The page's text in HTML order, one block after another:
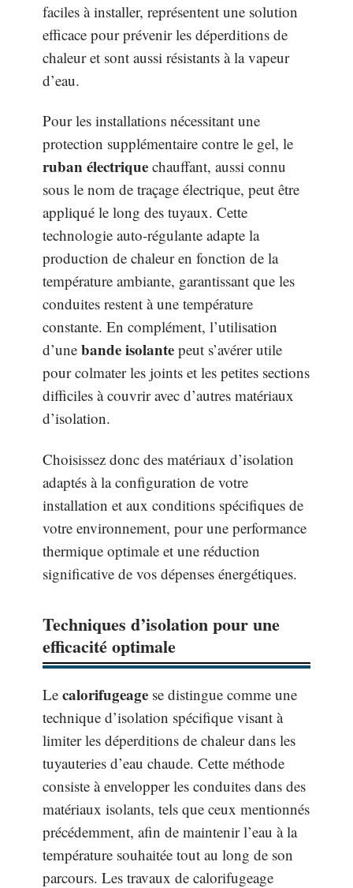
faciles à installer, représentent une solution
efficace pour prévenir les déperditions de
chaleur et sont aussi résistants à la vapeur
d’eau.
Pour les installations nécessitant une
protection supplémentaire contre le gel, le
ruban électrique chauffant, aussi connu
sous le nom de traçage électrique, peut être
appliqué le long des tuyaux. Cette
technologie auto-régulante adapte la
production de chaleur en fonction de la
température ambiante, garantissant que les
conduites restent à une température
constante. En complément, l’utilisation
d’une bande isolante peut s’avérer utile
pour colmater les joints et les petites sections
difficiles à couvrir avec d’autres matériaux
d’isolation.
Choisissez donc des matériaux d’isolation
adaptés à la configuration de votre
installation et aux conditions spécifiques de
votre environnement, pour une performance
thermique optimale et une réduction
significative de vos dépenses énergétiques.
Techniques d’isolation pour une
efficacité optimale
Le calorifugeage se distingue comme une
technique d’isolation spécifique visant à
limiter les déperditions de chaleur dans les
tuyauteries d’eau chaude. Cette méthode
consiste à envelopper les conduites dans des
matériaux isolants, tels que ceux mentionnés
précédemment, afin de maintenir l’eau à la
température souhaitée tout au long de son
parcours. Les travaux de calorifugeage